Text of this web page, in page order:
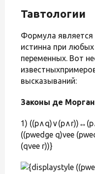
Тавтологии
Формула является
истинна при
переменных. Вот
высказываний:
Законы де
1)
((pwedge q)vee
(qvee r))}